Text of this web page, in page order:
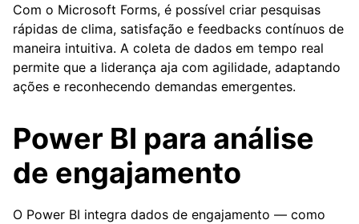
Com o Microsoft Forms, é possível criar pesquisas
rápidas de clima, satisfação e feedbacks contínuos de
maneira intuitiva. A coleta de dados em tempo real
permite que a liderança aja com agilidade, adaptando
ações e reconhecendo demandas emergentes.
Power BI para análise
de engajamento
O Power BI integra dados de engajamento — como